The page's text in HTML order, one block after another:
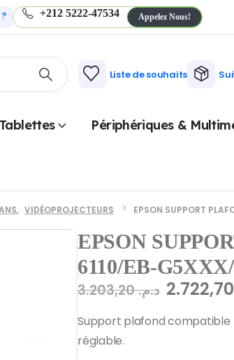
+212 5222-47534 Appelez Nous!
Liste de souhaits
Périphériques &
, VIDÉOPROJECTEURS EPSON SUPPORT
EPSON
6110/EB-
د.م.3.203,20
Support plafond
réglable.